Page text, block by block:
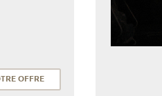
OFFRE